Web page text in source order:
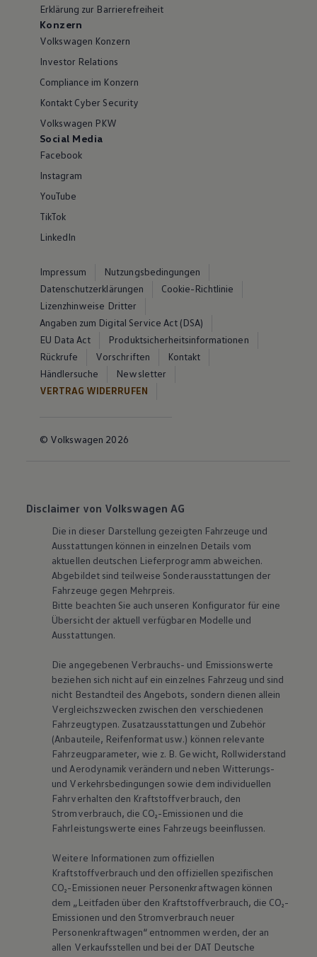
Erklärung zur Barrierefreiheit
Konzern
Volkswagen Konzern
Investor Relations
Compliance im Konzern
Kontakt Cyber Security
Volkswagen PKW
Social Media
Facebook
Instagram
YouTube
TikTok
LinkedIn
Impressum
Nutzungsbedingungen
Datenschutzerklärungen
Cookie-Richtlinie
Lizenzhinweise Dritter
Angaben zum Digital Service Act (DSA)
EU Data Act
Produktsicherheitsinformationen
Rückrufe
Vorschriften
Kontakt
Händlersuche
Newsletter
VERTRAG WIDERRUFEN
© Volkswagen 2026
Disclaimer von Volkswagen AG
Die in dieser Darstellung gezeigten Fahrzeuge und
Ausstattungen können in einzelnen Details vom
aktuellen deutschen Lieferprogramm abweichen.
Abgebildet sind teilweise Sonderausstattungen der
Fahrzeuge gegen Mehrpreis.
Bitte beachten Sie auch unseren Konfigurator für eine
Übersicht der aktuell verfügbaren Modelle und
Ausstattungen.
Die angegebenen Verbrauchs- und Emissionswerte
beziehen sich nicht auf ein einzelnes Fahrzeug und sind
nicht Bestandteil des Angebots, sondern dienen allein
Vergleichszwecken zwischen den verschiedenen
Fahrzeugtypen. Zusatzausstattungen und Zubehör
(Anbauteile, Reifenformat usw.) können relevante
Fahrzeugparameter, wie z. B. Gewicht, Rollwiderstand
und Aerodynamik verändern und neben Witterungs-
und Verkehrsbedingungen sowie dem individuellen
Fahrverhalten den Kraftstoffverbrauch, den
Stromverbrauch, die CO₂-Emissionen und die
Fahrleistungswerte eines Fahrzeugs beeinflussen.
Weitere Informationen zum offiziellen
Kraftstoffverbrauch und den offiziellen spezifischen
CO₂-Emissionen neuer Personenkraftwagen können
dem „Leitfaden über den Kraftstoffverbrauch, die CO₂-
Emissionen und den Stromverbrauch neuer
Personenkraftwagen“ entnommen werden, der an
allen Verkaufsstellen und bei der DAT Deutsche